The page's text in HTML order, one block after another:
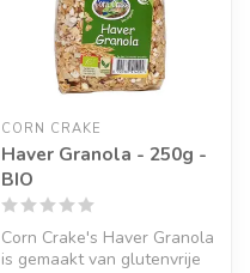
CORN CRAKE
Haver Granola - 250g -
BIO
Corn Crake's Haver Granola
is gemaakt van glutenvrije